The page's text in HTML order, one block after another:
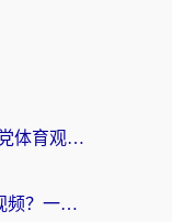
在香港怎么看cba直播的？海外党体育观赛终极指南：告别版权限制，畅享中文解说
海外党别愁！国外怎么看优酷视频？一招解决追剧、看直播难题